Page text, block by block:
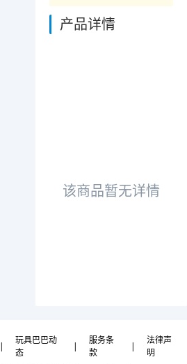
产品详情
该商品暂无详情
|
玩具巴巴动
态
|
服务条
款
|
法律声
明